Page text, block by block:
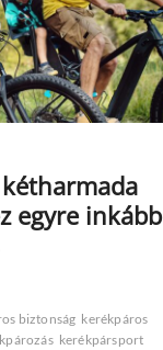
egyre inkább
biztonság kerékpáros
kerékpársport